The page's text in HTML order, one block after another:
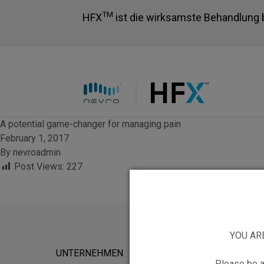
HFXTM ist die wirksamste
A potential game-changer for managing pain
February 1, 2017
By nevroadmin
Post Views: 227
UNTERNEHMEN FÜR
YOU